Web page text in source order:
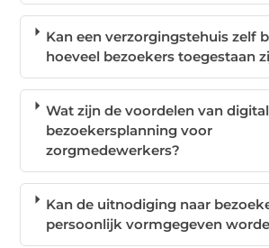
Kan een verzorgingstehuis zelf
hoeveel bezoekers toegestaan
Wat zijn de voordelen van
bezoekersplanning voor
zorgmedewerkers?
Kan de uitnodiging naar
persoonlijk vormgegeven